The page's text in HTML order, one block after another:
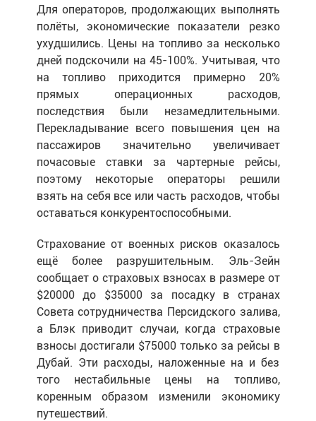
Для операторов, продолжающих выполнять
полёты, экономические показатели резко
ухудшились. Цены на топливо за несколько
дней подскочили на 45-100%. Учитывая, что
на топливо приходится примерно 20%
прямых операционных расходов,
последствия были незамедлительными.
Перекладывание всего повышения цен на
пассажиров значительно увеличивает
почасовые ставки за чартерные рейсы,
поэтому некоторые операторы решили
взять на себя все или часть расходов, чтобы
оставаться конкурентоспособными.
Страхование от военных рисков оказалось
ещё более разрушительным. Эль-Зейн
сообщает о страховых взносах в размере от
$20000 до $35000 за посадку в странах
Совета сотрудничества Персидского залива,
а Блэк приводит случаи, когда страховые
взносы достигали $75000 только за рейсы в
Дубай. Эти расходы, наложенные на и без
того нестабильные цены на топливо,
коренным образом изменили экономику
путешествий.